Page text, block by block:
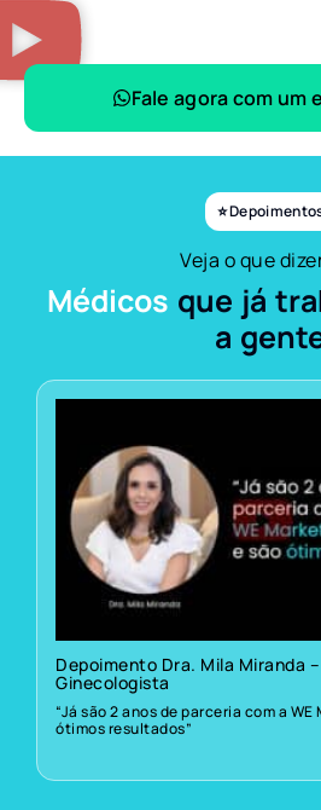
Fale agora com um
⭐
Veja o que
Médicos que já
a
Depoimento Dra. Mila Miranda
Ginecologista
“Já são 2 anos de parceria com a
ótimos resultados”